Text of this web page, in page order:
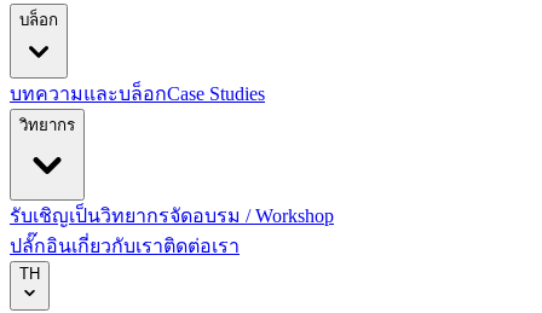
บล็อก
บทความและบล็อกCase Studies
วิทยากร
รับเชิญเป็นวิทยากรจัดอบรม / Workshop
ปลั๊กอินเกี่ยวกับเราติดต่อเรา
TH